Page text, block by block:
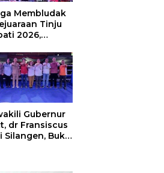
Membludak
Tinju
2026,
Wali Kota
Gubernur
dr Fransiscus
Silangen, Buka